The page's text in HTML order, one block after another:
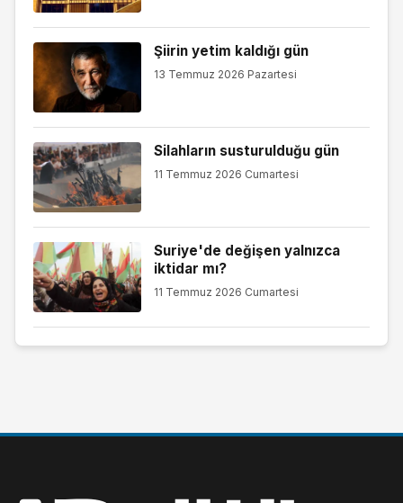
Şiirin yetim kaldığı gün
13 Temmuz 2026 Pazartesi
Silahların susturulduğu gün
11 Temmuz 2026 Cumartesi
Suriye'de değişen yalnızca
iktidar mı?
11 Temmuz 2026 Cumartesi